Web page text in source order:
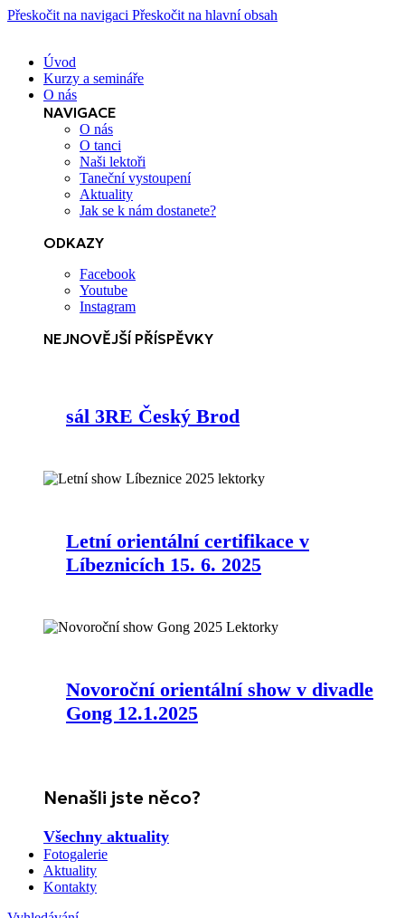
Přeskočit na navigaci Přeskočit na hlavní obsah
Úvod
Kurzy a semináře
O nás
NAVIGACE
O nás
O tanci
Naši lektoři
Taneční vystoupení
Aktuality
Jak se k nám dostanete?
ODKAZY
Facebook
Youtube
Instagram
NEJNOVĚJŠÍ PŘÍSPĚVKY
sál 3RE Český Brod
Letní orientální certifikace v
Líbeznicích 15. 6. 2025
Novoroční orientální show v divadle
Gong 12.1.2025
Nenašli jste něco?
Všechny aktuality
Fotogalerie
Aktuality
Kontakty